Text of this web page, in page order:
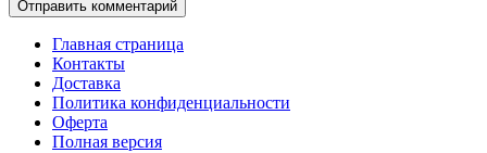
Главная страница
Контакты
Доставка
Политика конфиденциальности
Оферта
Полная версия